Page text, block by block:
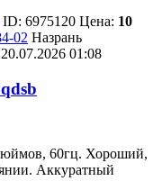
ID: 6975120 Цена: 10
02 Назрань
20.07.2026 01:08
60гц. Хороший,
Аккуратный